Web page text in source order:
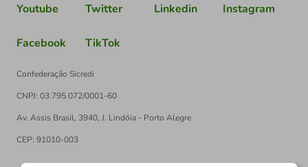
Youtube Twitter Linkedin Instagram
Facebook TikTok
Confederação Sicredi
CNPJ: 03.795.072/0001-60
Av. Assis Brasil, 3940, J. Lindóia - Porto Alegre
CEP: 91010-003